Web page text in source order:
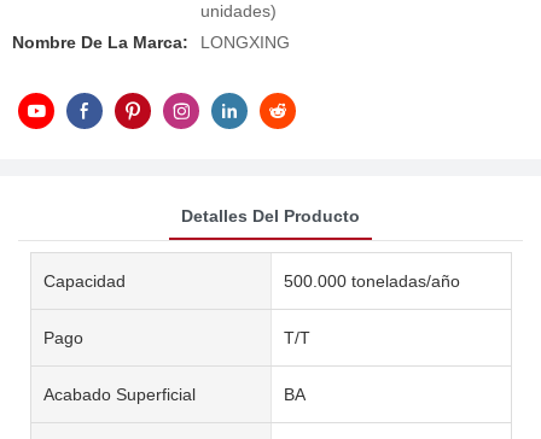
unidades)
Nombre De La Marca:
LONGXING
Detalles Del Producto
Capacidad 500.000 toneladas/año
Pago T/T
Acabado Superficial BA